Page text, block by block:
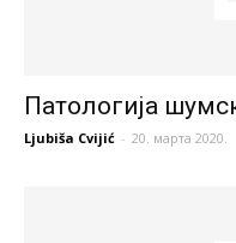
Патологија
Ljubiša Cvijić - 20. марта 2020.